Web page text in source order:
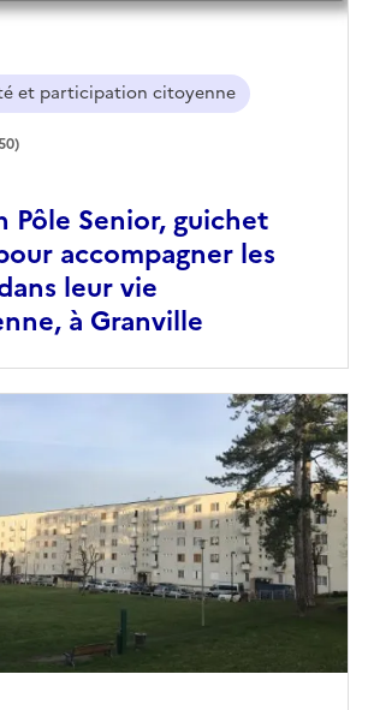
Pôle Senior, guichet
accompagner les
leur vie
à Granville
et participation citoyenne